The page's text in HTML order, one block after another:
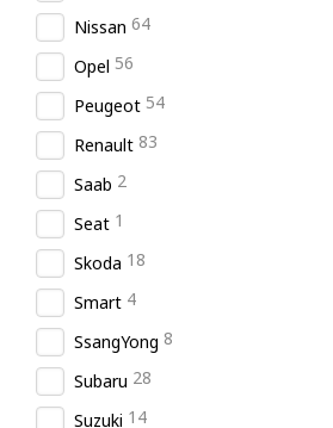
Nissan 64
Opel 56
Peugeot 54
Renault 83
Saab 2
Seat 1
Skoda 18
Smart 4
SsangYong 8
Subaru 28
Suzuki 14